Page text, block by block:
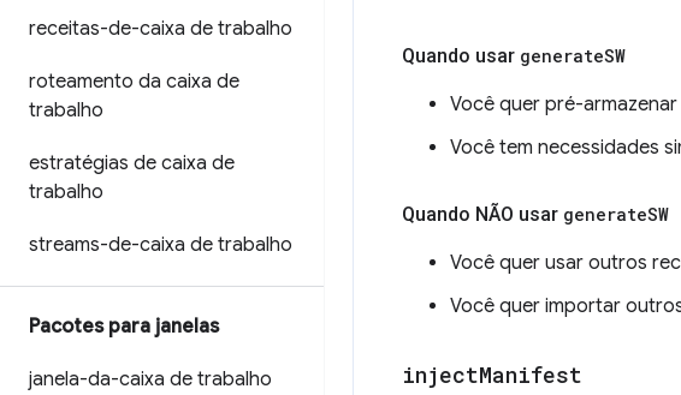
receitas-de-caixa de trabalho
roteamento da caixa de
trabalho
estratégias de caixa de
trabalho
streams-de-caixa de trabalho
Pacotes para janelas
janela-da-caixa de trabalho
Quando usar generateSW
Você quer pré-
Você tem necessidades
Quando NÃO usar generateSW
Você quer usar outros
Você quer importar
injectManifest